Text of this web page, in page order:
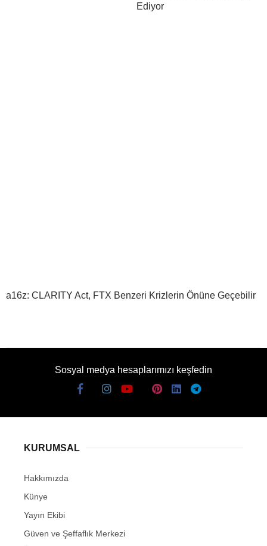
Ediyor
a16z: CLARITY Act, FTX Benzeri Krizlerin Önüne Geçebilir
Sosyal medya hesaplarımızı keşfedin
KURUMSAL
Hakkımızda
Künye
Yayın Ekibi
Güven ve Şeffaflık Merkezi